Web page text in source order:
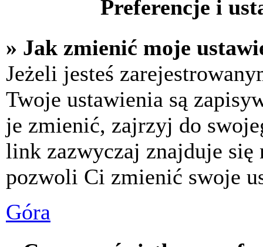
Preferencje i
» Jak zmienić moje
Jeżeli jesteś
Twoje ustawienia są
je zmienić, zajrzyj do
link zazwyczaj znajduje się
pozwoli Ci zmienić swoje
Góra